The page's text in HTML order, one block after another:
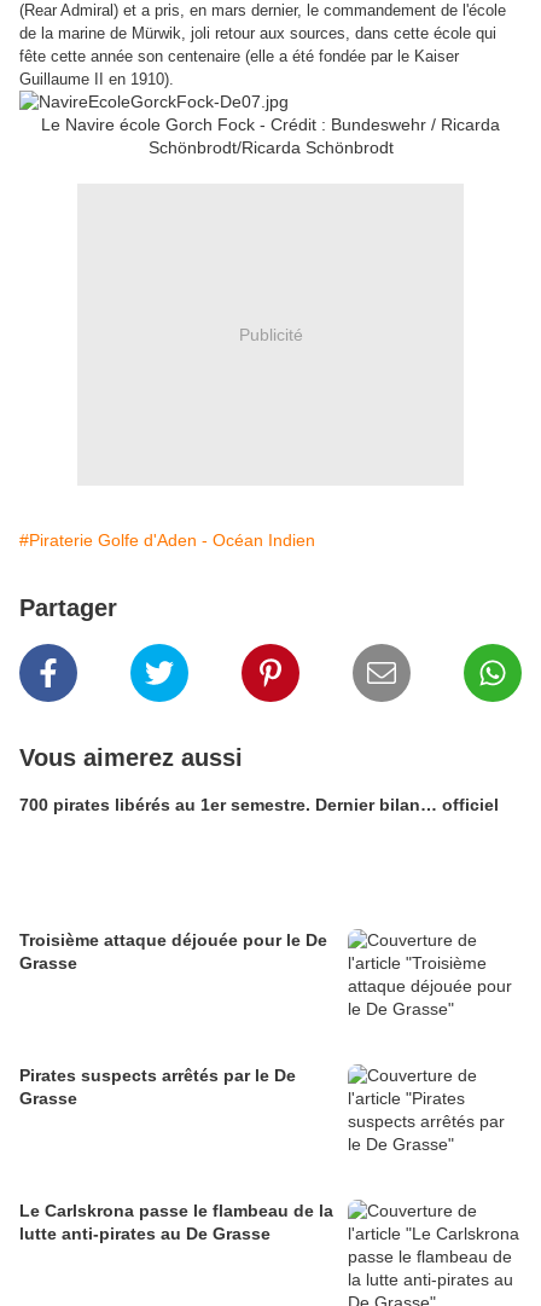
(Rear Admiral) et a pris, en mars dernier, le commandement de l'école
de la marine de Mürwik, joli retour aux sources, dans cette école qui
fête cette année son centenaire (elle a été fondée par le Kaiser
Guillaume II en 1910).
Le Navire école Gorch Fock - Crédit : Bundeswehr / Ricarda
Schönbrodt/Ricarda Schönbrodt
Publicité
#Piraterie Golfe d'Aden - Océan Indien
Partager
Vous aimerez aussi
700 pirates libérés au 1er semestre. Dernier bilan… officiel
Troisième attaque déjouée pour le De
Grasse
Pirates suspects arrêtés par le De
Grasse
Le Carlskrona passe le flambeau de la
lutte anti-pirates au De Grasse